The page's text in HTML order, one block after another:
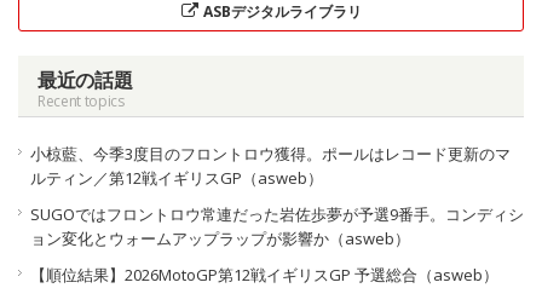
ASBデジタルライブラリ
最近の話題
Recent topics
小椋藍、今季3度目のフロントロウ獲得。ポールはレコード更新のマ
ルティン／第12戦イギリスGP（asweb）
SUGOではフロントロウ常連だった岩佐歩夢が予選9番手。コンディシ
ョン変化とウォームアップラップが影響か（asweb）
【順位結果】2026MotoGP第12戦イギリスGP 予選総合（asweb）